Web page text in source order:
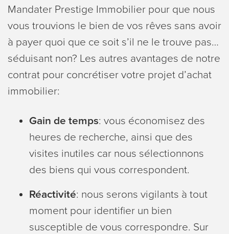
Mandater Prestige Immobilier pour que nous
vous trouvions le bien de vos rêves sans avoir
à payer quoi que ce soit s’il ne le trouve pas…
séduisant non? Les autres avantages de notre
contrat pour concrétiser votre projet d’achat
immobilier:
Gain de temps: vous économisez des
heures de recherche, ainsi que des
visites inutiles car nous sélectionnons
des biens qui vous correspondent.
Réactivité: nous serons vigilants à tout
moment pour identifier un bien
susceptible de vous correspondre. Sur